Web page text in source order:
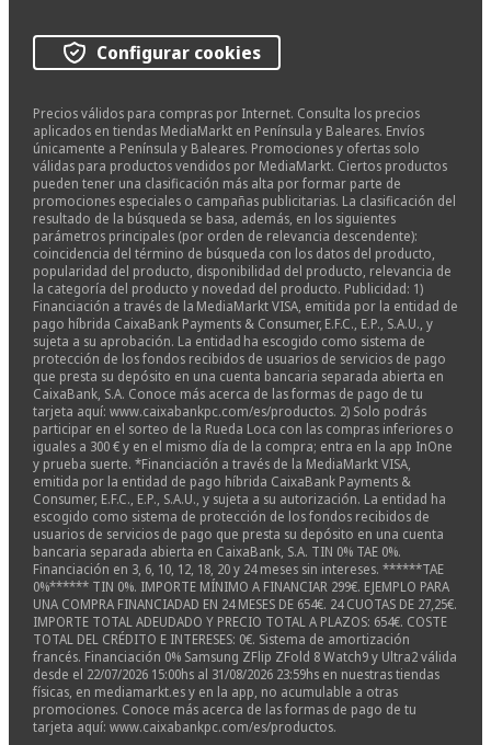
Configurar cookies
Precios válidos para compras por Internet. Consulta los precios
aplicados en tiendas MediaMarkt en Península y Baleares. Envíos
únicamente a Península y Baleares. Promociones y ofertas solo
válidas para productos vendidos por MediaMarkt. Ciertos productos
pueden tener una clasificación más alta por formar parte de
promociones especiales o campañas publicitarias. La clasificación del
resultado de la búsqueda se basa, además, en los siguientes
parámetros principales (por orden de relevancia descendente):
coincidencia del término de búsqueda con los datos del producto,
popularidad del producto, disponibilidad del producto, relevancia de
la categoría del producto y novedad del producto. Publicidad: 1)
Financiación a través de la MediaMarkt VISA, emitida por la entidad de
pago híbrida CaixaBank Payments & Consumer, E.F.C., E.P., S.A.U., y
sujeta a su aprobación. La entidad ha escogido como sistema de
protección de los fondos recibidos de usuarios de servicios de pago
que presta su depósito en una cuenta bancaria separada abierta en
CaixaBank, S.A. Conoce más acerca de las formas de pago de tu
tarjeta aquí: www.caixabankpc.com/es/productos. 2) Solo podrás
participar en el sorteo de la Rueda Loca con las compras inferiores o
iguales a 300 € y en el mismo día de la compra; entra en la app InOne
y prueba suerte. *Financiación a través de la MediaMarkt VISA,
emitida por la entidad de pago híbrida CaixaBank Payments &
Consumer, E.F.C., E.P., S.A.U., y sujeta a su autorización. La entidad ha
escogido como sistema de protección de los fondos recibidos de
usuarios de servicios de pago que presta su depósito en una cuenta
bancaria separada abierta en CaixaBank, S.A. TIN 0% TAE 0%.
Financiación en 3, 6, 10, 12, 18, 20 y 24 meses sin intereses. ******TAE
0%****** TIN 0%. IMPORTE MÍNIMO A FINANCIAR 299€. EJEMPLO PARA
UNA COMPRA FINANCIADAD EN 24 MESES DE 654€. 24 CUOTAS DE 27,25€.
IMPORTE TOTAL ADEUDADO Y PRECIO TOTAL A PLAZOS: 654€. COSTE
TOTAL DEL CRÉDITO E INTERESES: 0€. Sistema de amortización
francés. Financiación 0% Samsung ZFlip ZFold 8 Watch9 y Ultra2 válida
desde el 22/07/2026 15:00hs al 31/08/2026 23:59hs en nuestras tiendas
físicas, en mediamarkt.es y en la app, no acumulable a otras
promociones. Conoce más acerca de las formas de pago de tu
tarjeta aquí: www.caixabankpc.com/es/productos.